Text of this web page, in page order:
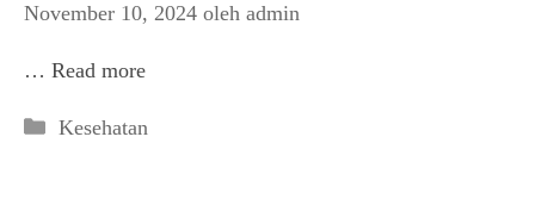
November 10, 2024 oleh admin
… Read more
Kategori
Kesehatan